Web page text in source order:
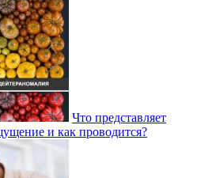
Что представляет
и как проводится?